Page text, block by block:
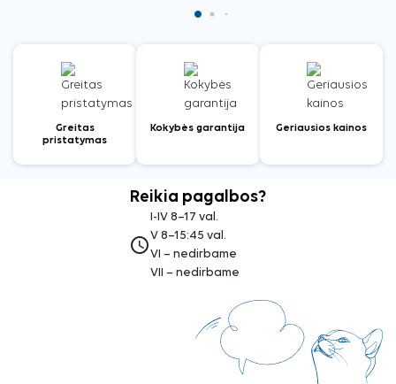
Greitas
pristatymas
Kokybės garantija Geriausios kainos
Reikia pagalbos?
access_time
I-IV 8–17 val.
V 8–15:45 val.
VI – nedirbame
VII – nedirbame